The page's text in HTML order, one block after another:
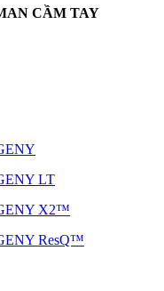
CẦM TAY
LT
X2™
ResQ™